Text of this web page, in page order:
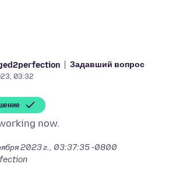
Задавший вопрос
03:32
2023 г., 03:37:35 -0800